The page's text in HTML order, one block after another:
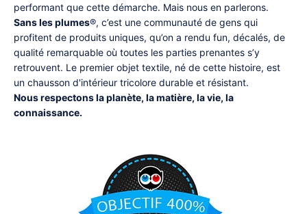
performant que cette démarche. Mais nous en parlerons.
Sans les plumes®, c’est une communauté de gens qui
profitent de produits uniques, qu’on a rendu fun, décalés, de
qualité remarquable où toutes les parties prenantes s’y
retrouvent. Le premier objet textile, né de cette histoire, est
un chausson d'intérieur tricolore durable et résistant.
Nous respectons la planète, la matière, la vie, la
connaissance.